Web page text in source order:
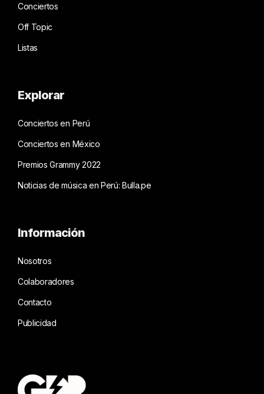
Conciertos
Off Topic
Listas
Explorar
Conciertos en Perú
Conciertos en México
Premios Grammy 2022
Noticias de música en Perú: Bulla.pe
Información
Nosotros
Colaboradores
Contacto
Publicidad